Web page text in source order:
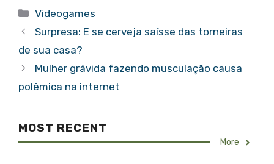
Categorias
Videogames
Surpresa: E se cerveja saísse das torneiras
de sua casa?
Mulher grávida fazendo musculação causa
polêmica na internet
MOST RECENT
More